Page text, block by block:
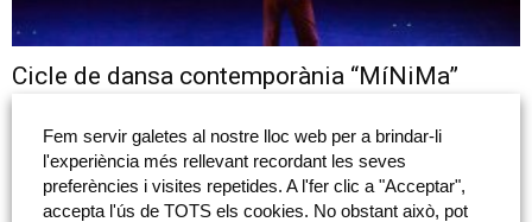
Cicle de dansa contemporània “MíNiMa”
desembre, Sala San Miguel (carrer d'Enmig, 17. Castelló), 20.00 hores i
sessió d'assaig general amb públic a...
Fem servir galetes al nostre lloc web per a brindar-li
l'experiència més rellevant recordant les seves
preferències i visites repetides. A l'fer clic a "Acceptar",
accepta l'ús de TOTS els cookies. No obstant això, pot